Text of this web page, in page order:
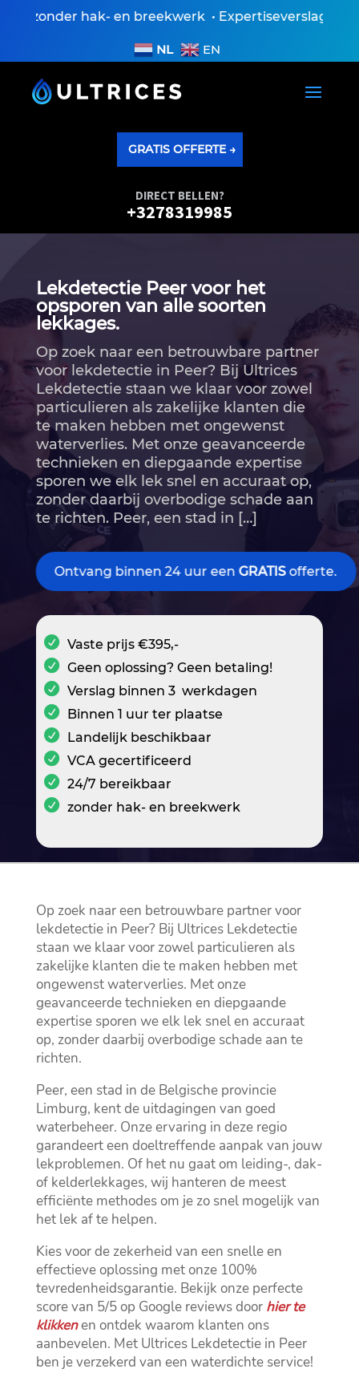
zonder hak- en breekwerk • Expertiseverslag
NL EN
GRATIS OFFERTE →
DIRECT BELLEN?
+3278319985
Lekdetectie Peer voor het
opsporen van alle soorten
lekkages.
Op zoek naar een betrouwbare partner
voor lekdetectie in Peer? Bij Ultrices
Lekdetectie staan we klaar voor zowel
particulieren als zakelijke klanten die
te maken hebben met ongewenst
waterverlies.​ Met onze geavanceerde
technieken en diepgaande expertise
sporen we elk lek snel en accuraat op,
zonder daarbij overbodige schade aan
te richten.​ Peer, een stad in […]
Ontvang binnen 24 uur eenGRATIS offerte.
Vaste prijs €395,-
Geen oplossing? Geen betaling!
Verslag binnen 3 werkdagen
Binnen 1 uur ter plaatse
Landelijk beschikbaar
VCA gecertificeerd
24/7 bereikbaar
zonder hak- en breekwerk
Op zoek naar een betrouwbare partner voor
lekdetectie in Peer? Bij Ultrices Lekdetectie
staan we klaar voor zowel particulieren als
zakelijke klanten die te maken hebben met
ongewenst waterverlies.​ Met onze
geavanceerde technieken en diepgaande
expertise sporen we elk lek snel en accuraat
op, zonder daarbij overbodige schade aan te
richten.​
Peer, een stad in de Belgische provincie
Limburg, kent de uitdagingen van goed
waterbeheer.​ Onze ervaring in deze regio
garandeert een doeltreffende aanpak van jouw
lekproblemen.​ Of het nu gaat om leiding-, dak-
of kelderlekkages, wij hanteren de meest
efficiënte methodes om je zo snel mogelijk van
het lek af te helpen.​
Kies voor de zekerheid van een snelle en
effectieve oplossing met onze 100%
tevredenheidsgarantie.​ Bekijk onze perfecte
score van 5/5 op Google reviews door hier te
klikkenen ontdek waarom klanten ons
aanbevelen.​ Met Ultrices Lekdetectie in Peer
ben je verzekerd van een waterdichte service!